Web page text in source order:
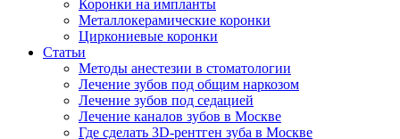
Коронки на импланты
Металлокерамические коронки
Циркониевые коронки
Статьи
Методы анестезии в стоматологии
Лечение зубов под общим наркозом
Лечение зубов под седацией
Лечение каналов зубов в Москве
Где сделать 3D-рентген зуба в Москве